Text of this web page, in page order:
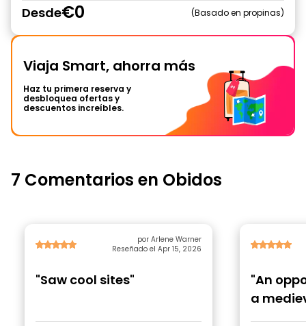
Desde€0 Basado en propinas
Viaja Smart, ahorra más
Haz tu primera reserva y
desbloquea ofertas y
descuentos increíbles.
7 Comentarios en Obidos
por Arlene Warner
Reseñado el Apr 15, 2026
"Saw cool sites"
"An
a